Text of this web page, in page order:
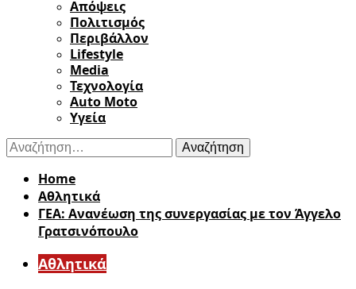
Απόψεις
Πολιτισμός
Περιβάλλον
Lifestyle
Media
Τεχνολογία
Auto Moto
Υγεία
Αναζήτηση
για:
Home
Αθλητικά
ΓΕΑ: Ανανέωση της συνεργασίας με τον Άγγελο
Γρατσινόπουλο
Αθλητικά